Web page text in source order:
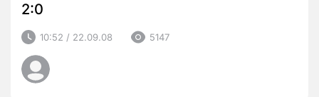
2:0
10:52 / 22.09.08 5147